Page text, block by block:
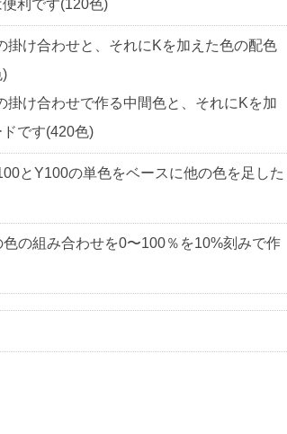
利です(120色)
掛け合わせと、それにKを加えた色の配色
)
掛け合わせで作る中間色と、それにKを加
です(420色)
とY100の単色をベースに他の色を足した
色の組み合わせを0〜100％を10%刻みで作